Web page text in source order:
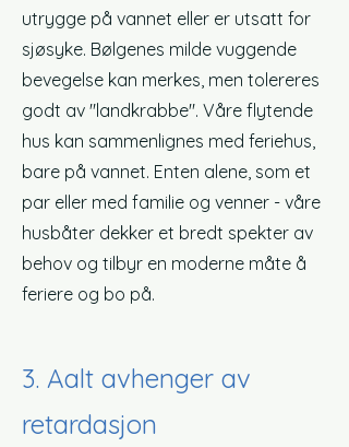
utrygge på vannet eller er utsatt for
sjøsyke. Bølgenes milde vuggende
bevegelse kan merkes, men tolereres
godt av "landkrabbe". Våre flytende
hus kan sammenlignes med feriehus,
bare på vannet. Enten alene, som et
par eller med familie og venner - våre
husbåter dekker et bredt spekter av
behov og tilbyr en moderne måte å
feriere og bo på.
3. Aalt avhenger av
retardasjon